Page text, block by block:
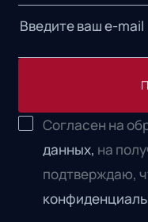
Согласен на
данных, на
подтверждаю,